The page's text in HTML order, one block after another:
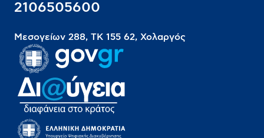
2106505600
Μεσογείων 288, ΤΚ 155 62, Χολαργός